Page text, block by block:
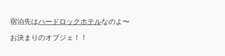
宿泊先はハードロックホテルなのよ〜
お決まりのオブジェ！！